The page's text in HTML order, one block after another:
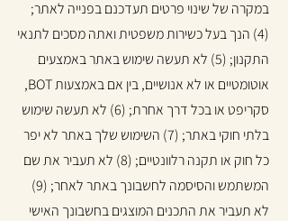
במקרה של שינוי פרטים תעדכנם בפנייה לאתר;
(4) הנך בעל כשירות משפטית ואתה מסכים לתנאי
התקנון; (5) לא תעשה שימוש באתר באמצעים
אוטומטיים או לא אנושיים, בין אם באמצעות BOT,
סקריפט או בכל דרך אחרת; (6) לא תעשה שימוש
בלתי חוקי באתר; (7) השימוש שלך באתר לא יפר
כל חוק או תקנה רלוונטיים; (8) לא תעביר את שם
המשתמש והסיסמה לחשבונך באתר לאחר; (9)
לא תעביר את התכנים המוצגים בחשבונך האישי